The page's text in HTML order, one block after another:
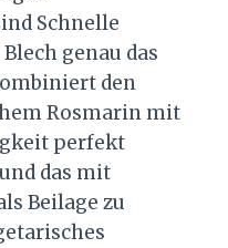
Schnelle
genau das
den
Rosmarin mit
perfekt
das mit
Beilage zu